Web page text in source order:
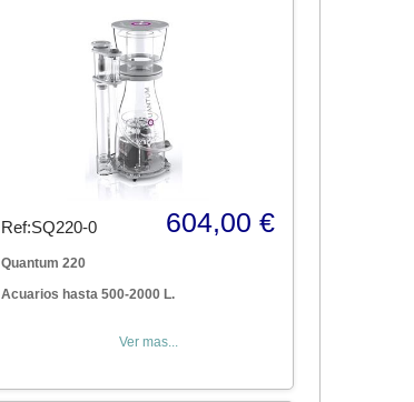
Ref:SQ220-0 604,00 €
Quantum 220
Acuarios hasta 500-2000 L.
Ver mas...